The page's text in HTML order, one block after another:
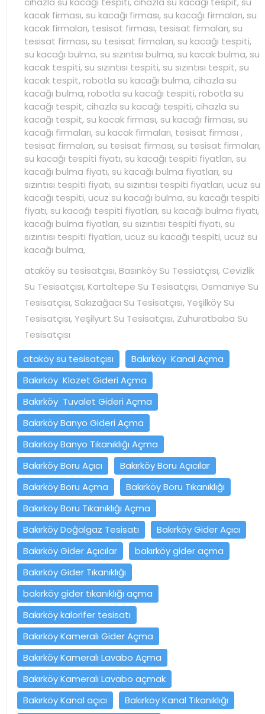
kacak firması, su kacağı firması, su kacağı firmaları, su
kacak firmaları, tesisat firması, tesisat firmaları, su
tesisat firması, su tesisat firmaları, su kacağı tespiti,
su kacağı bulma, su sızıntısı bulma, su kacak bulma, su
kacak tespiti, su sızıntısı tespiti, su sızıntısı tespit, su
kacak tespit, robotla su kacağı bulma, cihazla su
kacağı bulma, robotla su kacağı tespiti, robotla su
kacağı tespit, cihazla su kacağı tespiti, cihazla su
kacağı tespit, su kacak firması, su kacağı firması, su
kacağı firmaları, su kacak firmaları, tesisat firması ,
tesisat firmaları, su tesisat firması, su tesisat firmaları,
su kacağı tespiti fiyatı, su kacağı tespiti fiyatları, su
kacağı bulma fiyatı, su kacağı bulma fiyatları, su
sızıntısı tespiti fiyatı, su sızıntısı tespiti fiyatları, ucuz su
kacağı tespiti, ucuz su kacağı bulma, su kacağı tespiti
fiyatı, su kacağı tespiti fiyatları, su kacağı bulma fiyatı,
kacağı bulma fiyatları, su sızıntısı tespiti fiyatı, su
sızıntısı tespiti fiyatları, ucuz su kacağı tespiti, ucuz su
kacağı bulma,
ataköy su tesisatçısı, Basınköy Su Tessiatçısı, Cevizlik
Su Tesisatçısı, Kartaltepe Su Tesisatçısı, Osmaniye Su
Tesisatçısı, Sakızağacı Su Tesisatçısı, Yeşilköy Su
Tesisatçısı, Yeşilyurt Su Tesisatçısı, Zuhuratbaba Su
Tesisatçısı
ataköy su tesisatçısı
Bakırköy Kanal Açma
Bakırköy Klozet Gideri Açma
Bakırköy Tuvalet Gideri Açma
Bakırköy Banyo Gideri Açma
Bakırköy Banyo Tıkanıklığı Açma
Bakırköy Boru Açıcı
Bakırköy Boru Açıcılar
Bakırköy Boru Açma
Bakırköy Boru Tıkanıklığı
Bakırköy Boru Tıkanıklığı Açma
Bakırköy Doğalgaz Tesisatı
Bakırköy Gider Açıcı
Bakırköy Gider Açıcılar
bakırköy gider açma
Bakırköy Gider Tıkanıklığı
bakırköy gider tıkanıklığı açma
Bakırköy kalorifer tesisatı
Bakırköy Kameralı Gider Açma
Bakırköy Kameralı Lavabo Açma
Bakırköy Kameralı Lavabo açmak
Bakırköy Kanal açıcı
Bakırköy Kanal Tıkanıklığı